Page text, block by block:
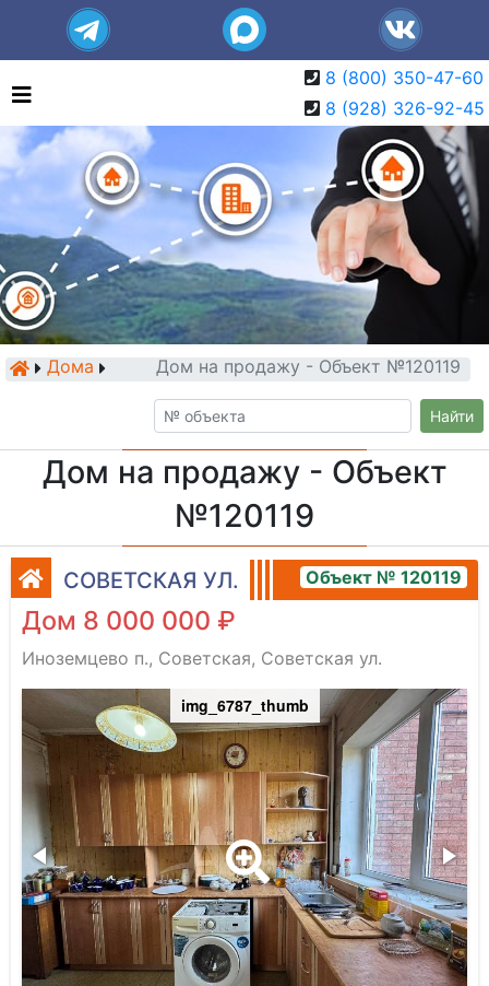
8 (800) 350-47-60
8 (928) 326-92-45
Дома Дом на продажу - Объект №120119
Найти
Дом на продажу - Объект
№120119
СОВЕТСКАЯ УЛ. Объект № 120119
Дом 8 000 000 ₽
Иноземцево п., Советская, Советская ул.
img_6787_thumb